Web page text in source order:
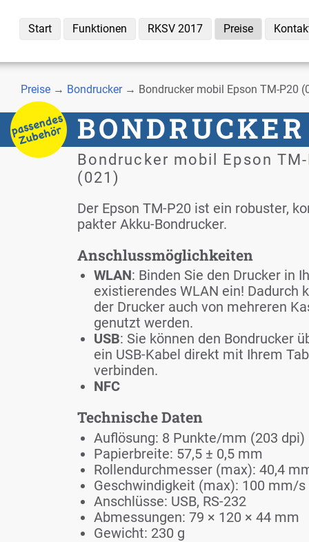
Start Funk­tio­nen RKSV 2017 Prei­se
Prei­se → Bon­dru­cker→ Bon­dru­cker mo­bil Ep­son TM-P20
BON­DRU­CKER
Bon­dru­cker mo­bil Ep­son
(021)
Der Ep­son TM-P20 ist ein ro­bus­ter,
pak­ter Ak­ku-Bon­dru­cker.
An­schluss­mög­lich­kei­ten
WLAN: Bin­den Sie den Dru­cker in
exis­tie­ren­des WLAN ein! Da­durch
der Dru­cker auch von meh­re­ren
ge­nutzt wer­den.
USB: Sie kön­nen den Bon­dru­cker
ein USB-Ka­bel di­rekt mit Ih­rem
ver­bin­den.
NFC
Tech­ni­sche Da­ten
Auf­lö­sung: 8 Punk­te/​mm (203 dpi)
Pa­pier­brei­te: 57,5 ± 0,5 mm
Rol­len­durch­mes­ser (max): 40,4
Ge­schwin­dig­keit (max): 100 mm/​s
An­schlüs­se: USB, RS-232
Ab­mes­sun­gen: 79‎ × 120 × 44 mm
Ge­wicht: 230 g